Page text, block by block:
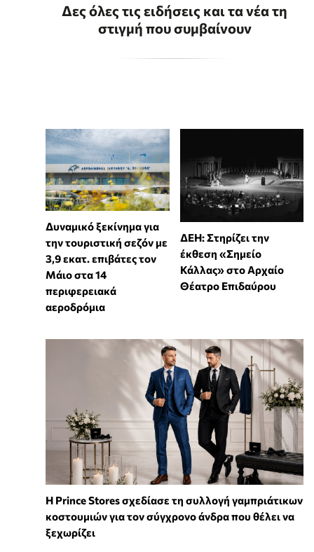
Δες όλες τις ειδήσεις και τα νέα τη
στιγμή που συμβαίνουν
Δυναμικό ξεκίνημα για
την τουριστική σεζόν με
3,9 εκατ. επιβάτες τον
Μάιο στα 14
περιφερειακά
αεροδρόμια
ΔΕΗ: Στηρίζει την
έκθεση «Σημείο
Κάλλας» στο Αρχαίο
Θέατρο Επιδαύρου
Η Prince Stores σχεδίασε τη συλλογή γαμπριάτικων
κοστουμιών για τον σύγχρονο άνδρα που θέλει να
ξεχωρίζει